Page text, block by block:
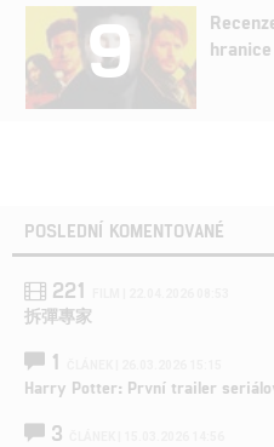
9
POSLEDNÍ KOMENTOVANÉ
221
拆彈專家
1
Harry Potter: První trailer
3